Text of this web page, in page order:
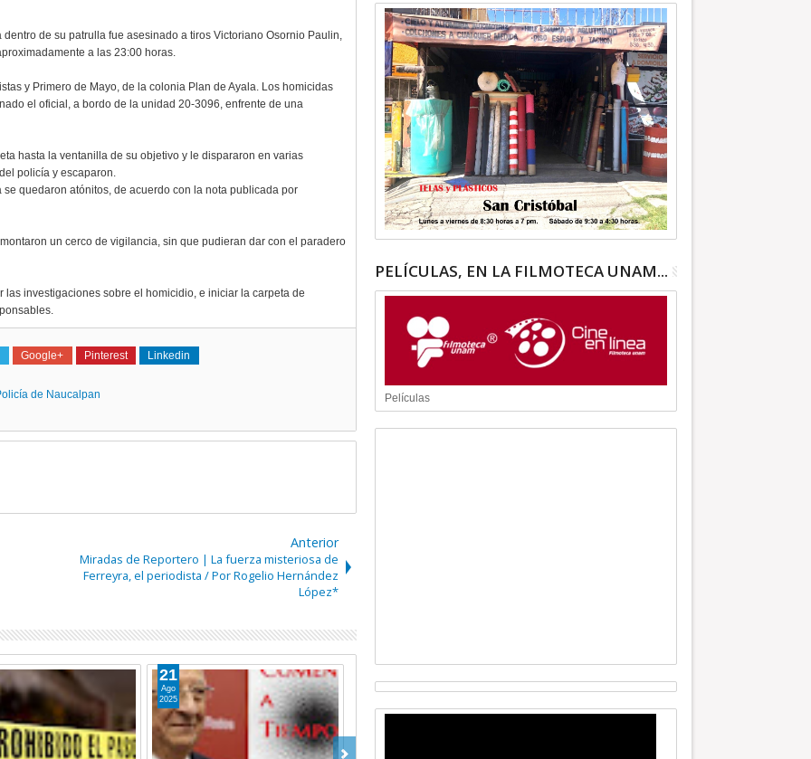
de su patrulla fue asesinado a tiros Victoriano Osornio Paulin,
a las 23:00 horas.
y Primero de Mayo, de la colonia Plan de Ayala. Los homicidas
el oficial, a bordo de la unidad 20-3096, enfrente de una
hasta la ventanilla de su objetivo y le dispararon en varias
policía y escaparon.
quedaron atónitos, de acuerdo con la nota publicada por
un cerco de vigilancia, sin que pudieran dar con el paradero
investigaciones sobre el homicidio, e iniciar la carpeta de
Google+ Pinterest Linkedin
de Naucalpan
Anterior
Miradas de Reportero | La fuerza misteriosa de
Ferreyra, el periodista / Por Rogelio Hernández
López*
29
Jun
2024
PELÍCULAS, EN LA FILMOTECA UNAM...
Películas